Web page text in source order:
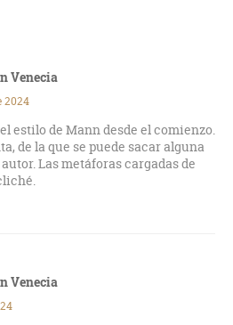
Venecia
2024
estilo de Mann desde el comienzo.
de la que se puede sacar alguna
Las metáforas cargadas de
Venecia